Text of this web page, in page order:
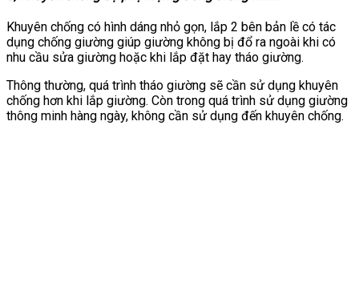
Khuyên chống có hình dáng nhỏ gọn, lắp 2 bên bản lề có tác
dụng chống giường giúp giường không bị đổ ra ngoài khi có
nhu cầu sửa giường hoặc khi lắp đặt hay tháo giường.
Thông thường, quá trình tháo giường sẽ cần sử dụng khuyên
chống hơn khi lắp giường. Còn trong quá trình sử dụng giường
thông minh hàng ngày, không cần sử dụng đến khuyên chống.